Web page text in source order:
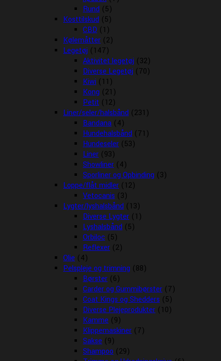
Rund (5)
Kosttilskud (5)
CBD (1)
Kølemåtter (2)
Legetøj (147)
Aktivitet legetøj (32)
Diverse Legetøj (70)
Kiwi (11)
Kong (21)
Petit (12)
Liner/seler/halsbånd (231)
Bandana (4)
Hundehalsbånd (71)
Hundeseler (53)
Liner (93)
Showliner (4)
Sporliner og Opbinding (3)
Loppe/flåt midler (12)
Vetocanis (3)
Lygter/lyshalsbånd (13)
Diverse Lygter (1)
Lyshalsbånd (5)
Orbiloc (5)
Reflexer (2)
Olie (4)
Pelspleje og trimning (88)
Børster (6)
Carder og Gummibørster (7)
Coat Kings og Shedders (5)
Diverse Plejeprodukter (10)
Kamme (9)
Klippemaskiner (7)
Sakse (9)
Shampoo (29)